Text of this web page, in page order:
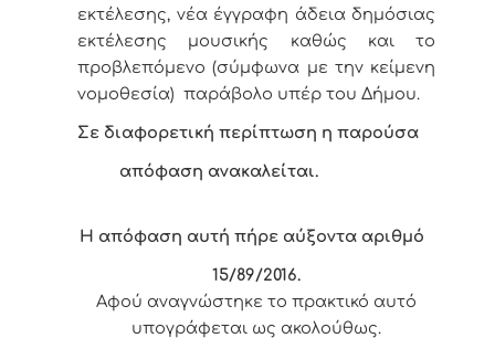
εκτέλεσης, νέα έγγραφη άδεια δημόσιας
εκτέλεσης μουσικής καθώς και το
προβλεπόμενο (σύμφωνα με την κείμενη
νομοθεσία) παράβολο υπέρ του Δήμου.
Σε διαφορετική περίπτωση η παρούσα
απόφαση ανακαλείται.
Η απόφαση αυτή πήρε αύξοντα αριθμό
15/89/2016.
Αφού αναγνώστηκε το πρακτικό αυτό
υπογράφεται ως ακολούθως.